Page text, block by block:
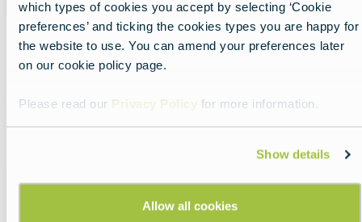
which types of cookies you accept by selecting ‘Cookie
preferences’ and ticking the cookies types you are happy for
the website to use. You can amend your preferences later
on our cookie policy page.
Please read our Privacy Policy for more information.
Show details
Allow all cookies
Seu guia de danças eslavas
Minha viagem na Europa Central.
Read more about:Seu guia de danças eslavas
Featured